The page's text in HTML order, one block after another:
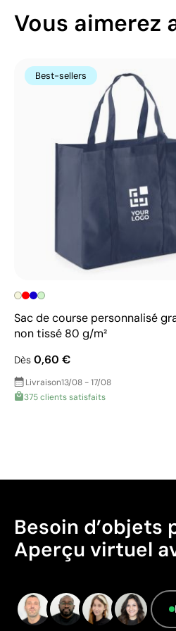
Vous aimerez
Best-sellers
Sac de course personnalisé
non tissé 80 g/m²
Dès 0,60 €
Livraison13/08 - 17/08
375 clients satisfaits
Besoin d’objets
Aperçu virtuel